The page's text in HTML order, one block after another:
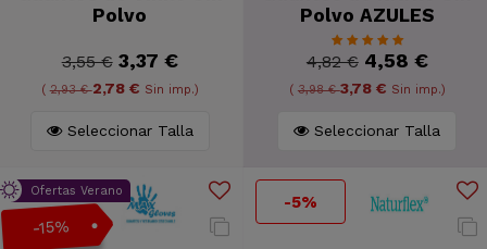
Polvo
3,55 € 3,37 €
(2,93 €2,78 € Sin imp.)
Seleccionar Talla
Polvo AZULES
4,82 € 4,58 €
( 3,98 €3,78 € Sin imp.)
Seleccionar Talla
Ofertas Verano
-15%
-5%